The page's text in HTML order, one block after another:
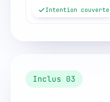
Intention couverte
Inclus 03